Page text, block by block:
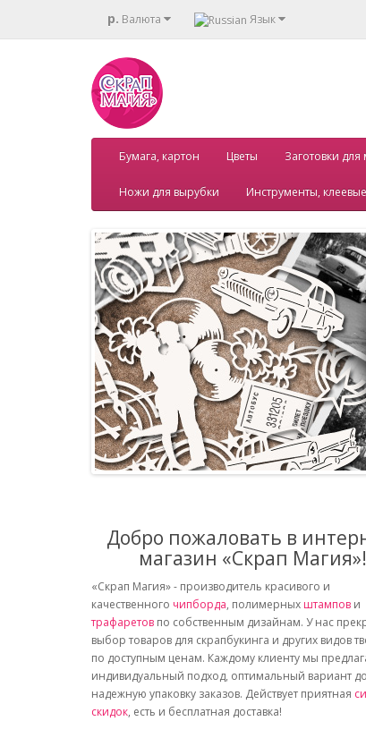
р. Валюта Язык
Бумага, картон Цветы Заготовки для
Ножи для вырубки Инструменты,
Добро пожаловать в
магазин «Скрап Магия»!
«Скрап Магия» - производитель красивого и
качественного чипборда, полимерных штампов и
трафаретов по собственным дизайнам. У нас
выбор товаров для скрапбукинга и других видов
по доступным ценам. Каждому клиенту мы
индивидуальный подход, оптимальный вариант
надежную упаковку заказов. Действует приятная
скидок, есть и бесплатная доставка!